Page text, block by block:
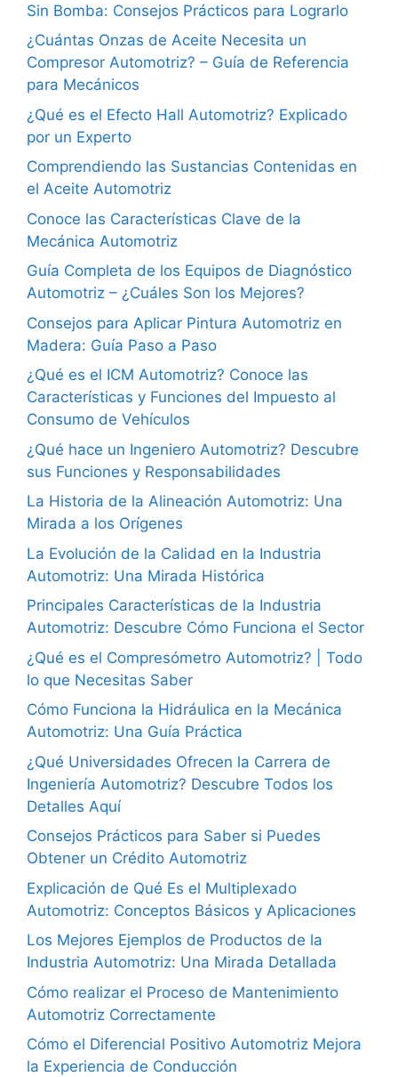
Sin Bomba: Consejos Prácticos para Lograrlo
¿Cuántas Onzas de Aceite Necesita un
Compresor Automotriz? – Guía de Referencia
para Mecánicos
¿Qué es el Efecto Hall Automotriz? Explicado
por un Experto
Comprendiendo las Sustancias Contenidas en
el Aceite Automotriz
Conoce las Características Clave de la
Mecánica Automotriz
Guía Completa de los Equipos de Diagnóstico
Automotriz – ¿Cuáles Son los Mejores?
Consejos para Aplicar Pintura Automotriz en
Madera: Guía Paso a Paso
¿Qué es el ICM Automotriz? Conoce las
Características y Funciones del Impuesto al
Consumo de Vehículos
¿Qué hace un Ingeniero Automotriz? Descubre
sus Funciones y Responsabilidades
La Historia de la Alineación Automotriz: Una
Mirada a los Orígenes
La Evolución de la Calidad en la Industria
Automotriz: Una Mirada Histórica
Principales Características de la Industria
Automotriz: Descubre Cómo Funciona el Sector
¿Qué es el Compresómetro Automotriz? | Todo
lo que Necesitas Saber
Cómo Funciona la Hidráulica en la Mecánica
Automotriz: Una Guía Práctica
¿Qué Universidades Ofrecen la Carrera de
Ingeniería Automotriz? Descubre Todos los
Detalles Aquí
Consejos Prácticos para Saber si Puedes
Obtener un Crédito Automotriz
Explicación de Qué Es el Multiplexado
Automotriz: Conceptos Básicos y Aplicaciones
Los Mejores Ejemplos de Productos de la
Industria Automotriz: Una Mirada Detallada
Cómo realizar el Proceso de Mantenimiento
Automotriz Correctamente
Cómo el Diferencial Positivo Automotriz Mejora
la Experiencia de Conducción